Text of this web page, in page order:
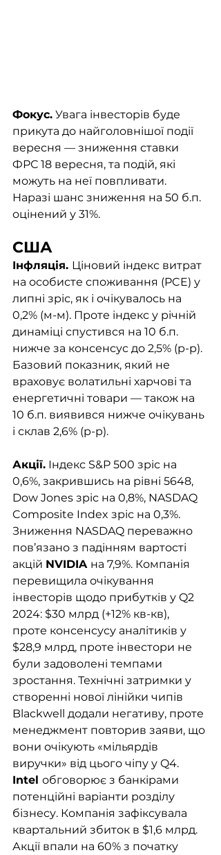
Фокус. Увага інвесторів буде
прикута до найголовнішої події
вересня — зниження ставки
ФРС 18 вересня, та подій, які
можуть на неї повпливати.
Наразі шанс зниження на 50 б.п.
оцінений у 31%.
США
Інфляція. Ціновий індекс витрат
на особисте споживання (PCE) у
липні зріс, як і очікувалось на
0,2% (м-м). Проте індекс у річній
динаміці спустився на 10 б.п.
нижче за консенсус до 2,5% (р-р).
Базовий показник, який не
враховує волатильні харчові та
енергетичні товари — також на
10 б.п. виявився нижче очікувань
і склав 2,6% (р-р).
Акції. Індекс S&P 500 зріс на
0,6%, закрившись на рівні 5648,
Dow Jones зріс на 0,8%, NASDAQ
Composite Index зріс на 0,3%.
Зниження NASDAQ переважно
пов’язано з падінням вартості
акцій NVIDIA на 7,9%. Компанія
перевищила очікування
інвесторів щодо прибутків у Q2
2024: $30 млрд (+12% кв-кв),
проте консенсусу аналітиків у
$28,9 млрд, проте інвестори не
були задоволені темпами
зростання. Технічні затримки у
створенні нової лінійки чипів
Blackwell додали негативу, проте
менеджмент повторив заяви, що
вони очікують «мільярдів
виручки» від цього чіпу у Q4.
Intel обговорює з банкірами
потенційні варіанти розділу
бізнесу. Компанія зафіксувала
квартальний збиток в $1,6 млрд.
Акції впали на 60% з початку